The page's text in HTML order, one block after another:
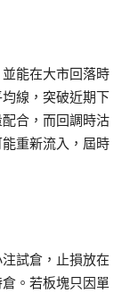
能在大市回落時
線，突破近期下
合，而回調時沽
重新流入，屆時
試倉，止損放在
。若板塊只因單